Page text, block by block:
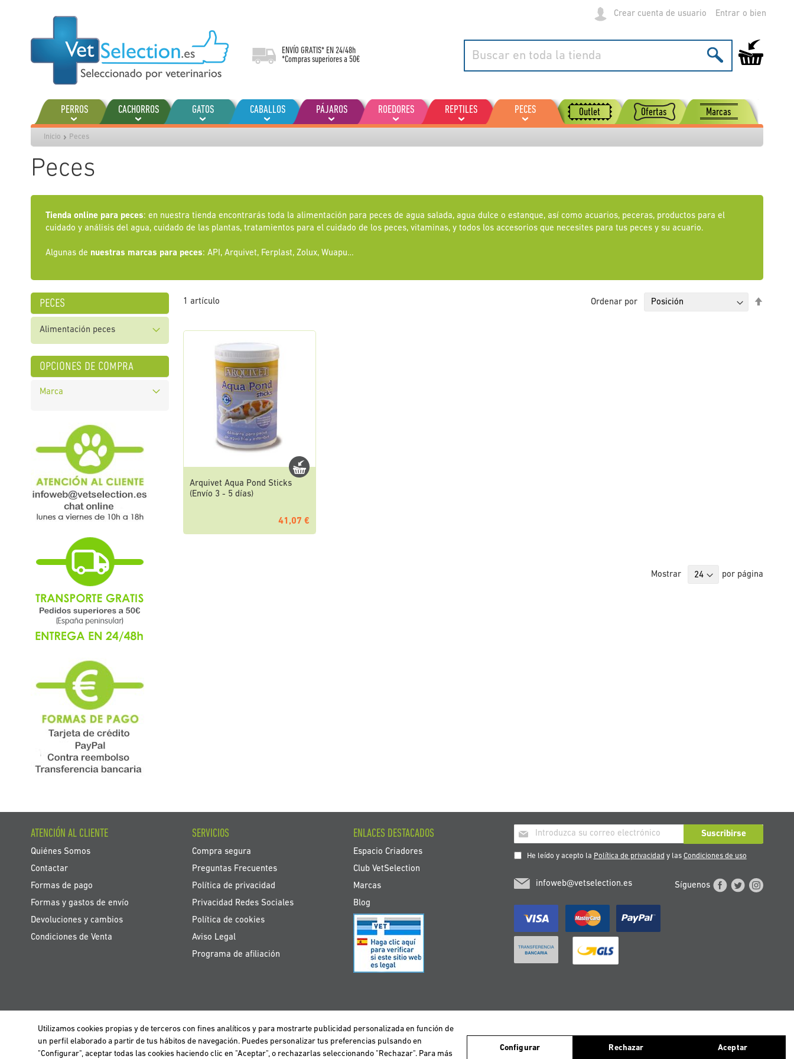
Utilizamos cookies propias y de terceros para realizar el análisis de la navegación de los usuarios y de este modo poder ofrecer un mejor servicio. Si continuas navegando, consideramos que aceptas el uso de ellas. Para más
información clica
contenido
Crear cuenta de usuario Entrar
ENVÍO GRATIS* EN 24/48h
*Compras superiores a 50€
Mi carrito de
PERROS CACHORROS GATOS CABALLOS PÁJAROS ROEDORES REPTILES PECES Outlet Ofertas Marcas
Inicio Peces
Peces
Tienda online para peces: en nuestra tienda encontrarás toda la alimentación para peces de agua salada, agua dulce o estanque, así como acuarios, peceras, productos para el
cuidado y análisis del agua, cuidado de las plantas, tratamientos para el cuidado de los peces, vitaminas, y todos los accesorios que necesites para tus peces y su acuario.
Algunas de nuestras marcas para peces: API, Arquivet, Ferplast, Zolux, Wuapu…
1 artículo Ordenar por
Arquivet Aqua Pond Sticks
(Envío 3 - 5 días)
41,07 €
Mostrar por página
peces
Alimentación peces
opciones de compra
Marca
Inscríbase
a
nuestro
de
Suscribirse
He leído y acepto la Política de privacidad y las Condiciones de uso
ATENCIÓN AL CLIENTE
Quiénes Somos
Contactar
Formas de pago
Formas y gastos de envío
Devoluciones y cambios
Condiciones de Venta
SERVICIOS
Compra segura
Preguntas Frecuentes
Política de privacidad
Privacidad Redes Sociales
Política de cookies
Aviso Legal
Programa de afiliación
ENLACES DESTACADOS
Espacio Criadores
Club VetSelection
Marcas
Blog
infoweb@vetselection.es Síguenos
BELGIË / BELGIQUE DEUTSCHLAND ESPAÑA FRANCE ITALIA NEDERLAND ÖSTERREICH PORTUGAL
Utilizamos cookies propias y de terceros con fines analíticos y para mostrarte publicidad personalizada en función de
un perfil elaborado a partir de tus hábitos de navegación. Puedes personalizar tus preferencias pulsando en
"Configurar", aceptar todas las cookies haciendo clic en "Aceptar", o rechazarlas seleccionando "Rechazar". Para más
Configurar Rechazar Aceptar